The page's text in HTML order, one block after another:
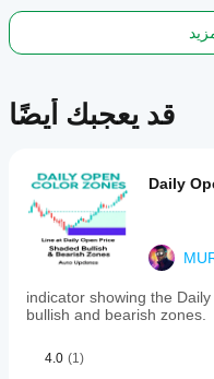
قد يعجبك أيضًا
Daily
indicator showing the
bullish and bearish zones.
4.0 (1)